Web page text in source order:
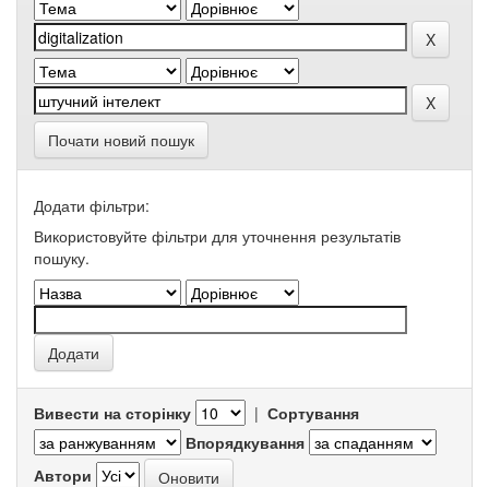
Почати новий пошук
Додати фільтри:
Використовуйте фільтри для уточнення результатів
пошуку.
Вивести на сторінку | Сортування
Впорядкування
Автори